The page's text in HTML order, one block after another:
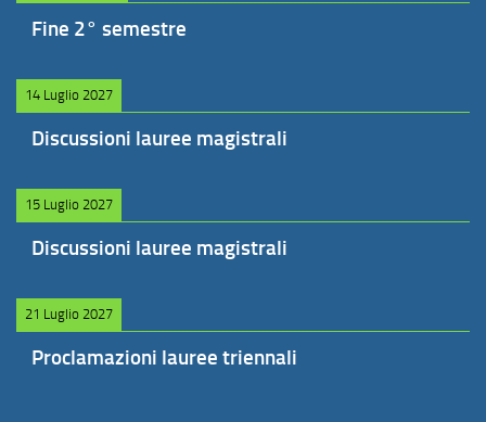
Fine 2° semestre
14 Luglio 2027
Discussioni lauree magistrali
15 Luglio 2027
Discussioni lauree magistrali
21 Luglio 2027
Proclamazioni lauree triennali